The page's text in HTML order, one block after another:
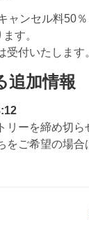
ャンセル料50
す。
付いたします
追加情報
リーを締め切ら
をご希望の場合